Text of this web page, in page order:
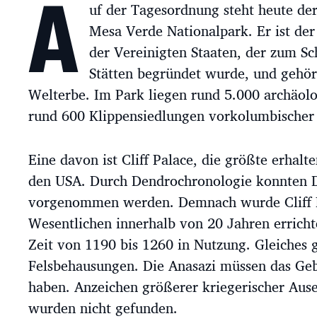
s
d
a
t
u
m
A uf der Tagesordnung steht heute
Mesa Verde Nationalpark. Er ist
der Vereinigten Staaten, der zum
Stätten begründet wurde, und
Welterbe. Im Park liegen rund 5.000
rund 600 Klippensiedlungen
Eine davon ist Cliff Palace, die größte
den USA. Durch Dendrochronologie konnten
vorgenommen werden. Demnach wurde Cliff
Wesentlichen innerhalb von 20 Jahren
Zeit von 1190 bis 1260 in Nutzung.
Felsbehausungen. Die Anasazi müssen das
haben. Anzeichen größerer kriegerischer
wurden nicht gefunden.